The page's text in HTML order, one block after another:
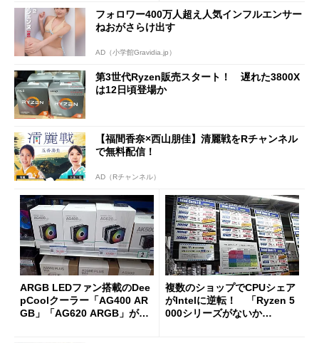
フォロワー400万人超え人気インフルエンサー
ねおがさらけ出す
AD（小学館Gravidia.jp）
第3世代Ryzen販売スタート！ 遅れた3800X
は12日頃登場か
【福間香奈×西山朋佳】清麗戦をRチャンネル
で無料配信！
AD（Rチャンネル）
ARGB LEDファン搭載のDee
pCoolクーラー「AG400 AR
GB」「AG620 ARGB」がデ
複数のショップでCPUシェア
がIntelに逆転！ 「Ryzen 5
000シリーズがないか